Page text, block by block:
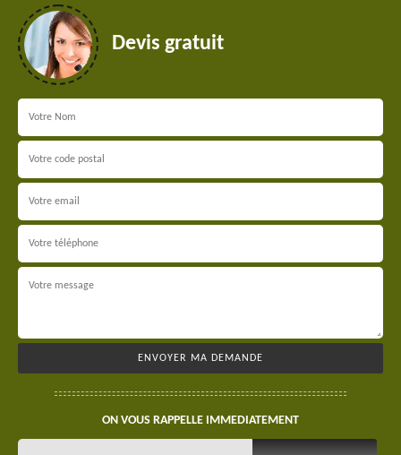
Devis gratuit
ON VOUS RAPPELLE IMMEDIATEMENT